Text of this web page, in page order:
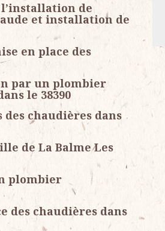
de
et installation de
en place des
par un plombier
le 38390
chaudières dans
de La Balme Les
plombier
des chaudières dans